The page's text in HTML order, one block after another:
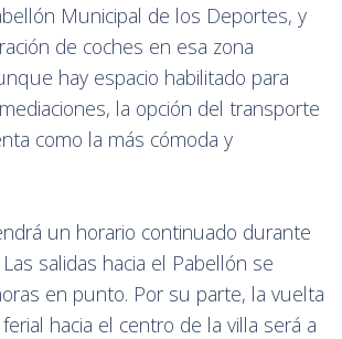
Municipal de los Deportes, y
de coches en esa zona
hay espacio habilitado para
la opción del transporte
como la más cómoda y
un horario continuado durante
salidas hacia el Pabellón se
en punto. Por su parte, la vuelta
hacia el centro de la villa será a